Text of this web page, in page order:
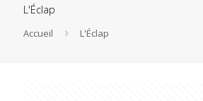
L'Éclap
Accueil L'Éclap